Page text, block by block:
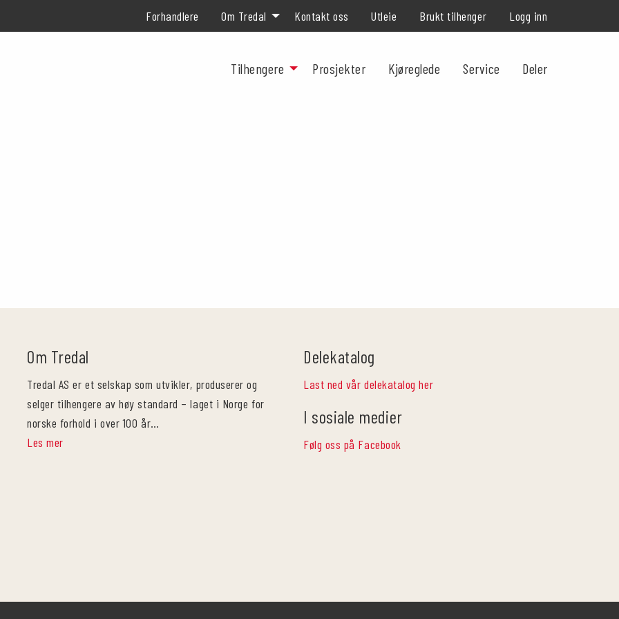
Forhandlere Om Tredal Kontakt oss Utleie Brukt tilhenger Logg inn
Tilhengere Prosjekter Kjøreglede Service Deler
Om Tredal
Tredal AS er et selskap som utvikler, produserer og
selger tilhengere av høy standard – laget i Norge for
norske forhold i over 100 år…
Les mer
Delekatalog
Last ned vår delekatalog her
I sosiale medier
Følg oss på Facebook